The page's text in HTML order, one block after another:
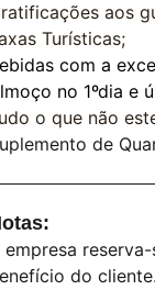
aos
Turísticas;
com a
no 1ºdia e
o que não
de
empresa
do cliente.